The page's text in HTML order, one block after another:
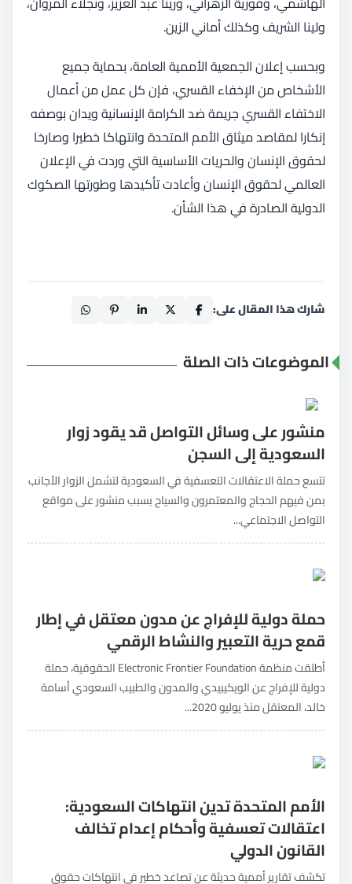
ولينا الشريف وكذلك أماني الزين.
وبحسب إعلان الجمعية الأممية العامة، بحماية جميع
الأشخاص من الإخفاء القسري، فإن كل عمل من أعمال
الاختفاء القسري جريمة ضد الكرامة الإنسانية ويدان بوصفه
إنكارا لمقاصد ميثاق الأمم المتحدة وانتهاكا خطيرا وصارخا
لحقوق الإنسان والحريات الأساسية التي وردت في الإعلان
العالمي لحقوق الإنسان وأعادت تأكيدها وطورتها الصكوك
الدولية الصادرة في هذا الشأن.
شارك هذا المقال على:
الموضوعات ذات الصلة
منشور على وسائل التواصل قد يقود زوار
السعودية إلى السجن
تتسع حملة الاعتقالات التعسفية في السعودية لتشمل الزوار الأجانب
بمن فيهم الحجاج والمعتمرون والسياح بسبب منشور على مواقع
التواصل الاجتماعي...
حملة دولية للإفراج عن مدون معتقل في إطار
قمع حرية التعبير والنشاط الرقمي
أطلقت منظمة Electronic Frontier Foundation الحقوقية، حملة
دولية للإفراج عن الويكيبيدي والمدون والطبيب السعودي أسامة
خالد، المعتقل منذ يوليو 2020...
الأمم المتحدة تدين انتهاكات السعودية:
اعتقالات تعسفية وأحكام إعدام تخالف
القانون الدولي
تكشف تقارير أممية حديثة عن تصاعد خطير في انتهاكات حقوق